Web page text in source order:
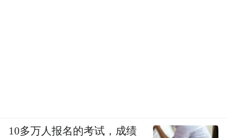
10多万人报名的考试，成绩